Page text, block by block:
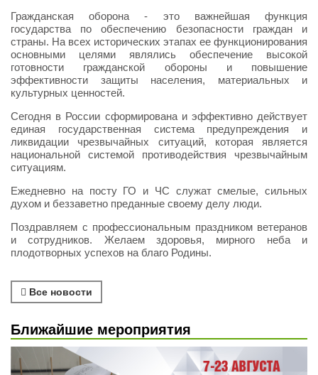
Гражданская оборона - это важнейшая функция
государства по обеспечению безопасности граждан и
страны. На всех исторических этапах ее функционирования
основными целями являлись обеспечение высокой
готовности гражданской обороны и повышение
эффективности защиты населения, материальных и
культурных ценностей.
Сегодня в России сформирована и эффективно действует
единая государственная система предупреждения и
ликвидации чрезвычайных ситуаций, которая является
национальной системой противодействия чрезвычайным
ситуациям.
Ежедневно на посту ГО и ЧС служат смелые, сильных
духом и беззаветно преданные своему делу люди.
Поздравляем с профессиональным праздником ветеранов
и сотрудников. Желаем здоровья, мирного неба и
плодотворных успехов на благо Родины.
Все новости
Ближайшие мероприятия